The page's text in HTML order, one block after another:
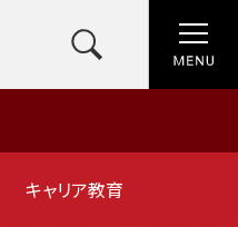
キャリア教育